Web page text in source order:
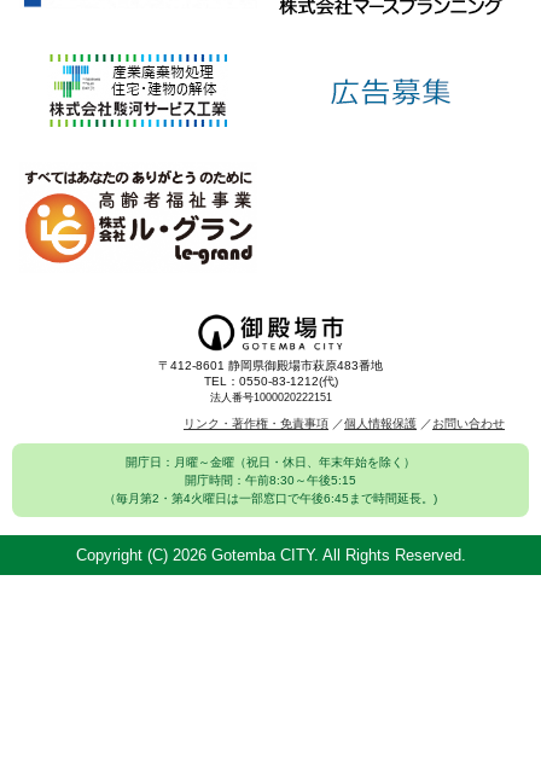
〒412-8601 静岡県御殿場市萩原483番地
TEL：0550-83-1212(代)
法人番号1000020222151
リンク・著作権・免責事項 個人情報保護 お問い合わせ
開庁日：月曜～金曜（祝日・休日、年末年始を除く）
開庁時間：午前8:30～午後5:15
（毎月第2・第4火曜日は一部窓口で午後6:45まで時間延長。)
Copyright (C) 2026 Gotemba CITY. All Rights Reserved.